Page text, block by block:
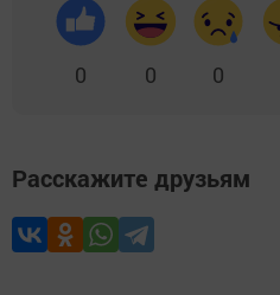
0 0 0
Расскажите друзьям